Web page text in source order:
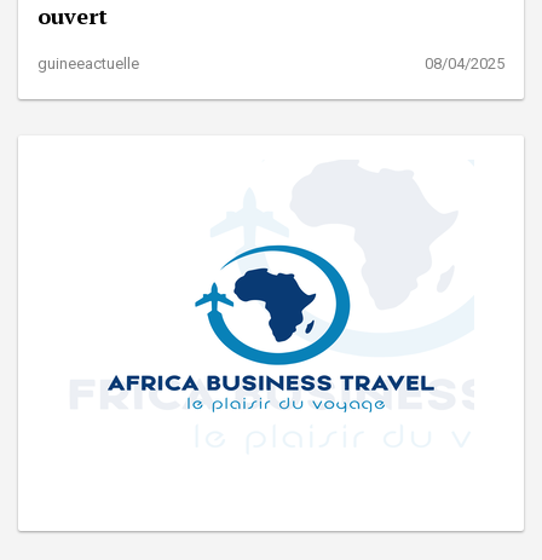
ouvert
guineeactuelle 08/04/2025